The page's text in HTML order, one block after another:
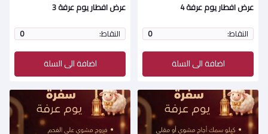
عرض افطار يوم عرفة 4
النقاط:
0
اضافة الى السلة
عرض افطار يوم عرفة 3
النقاط:
0
اضافة الى السلة